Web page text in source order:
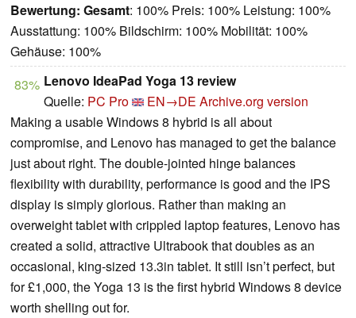
Bewertung: Gesamt: 100% Preis: 100% Leistung: 100%
Ausstattung: 100% Bildschirm: 100% Mobilität: 100%
Gehäuse: 100%
83% Lenovo IdeaPad Yoga 13 review
Quelle: PC Pro EN→DE Archive.org version
Making a usable Windows 8 hybrid is all about
compromise, and Lenovo has managed to get the balance
just about right. The double-jointed hinge balances
flexibility with durability, performance is good and the IPS
display is simply glorious. Rather than making an
overweight tablet with crippled laptop features, Lenovo has
created a solid, attractive Ultrabook that doubles as an
occasional, king-sized 13.3in tablet. It still isn’t perfect, but
for £1,000, the Yoga 13 is the first hybrid Windows 8 device
worth shelling out for.